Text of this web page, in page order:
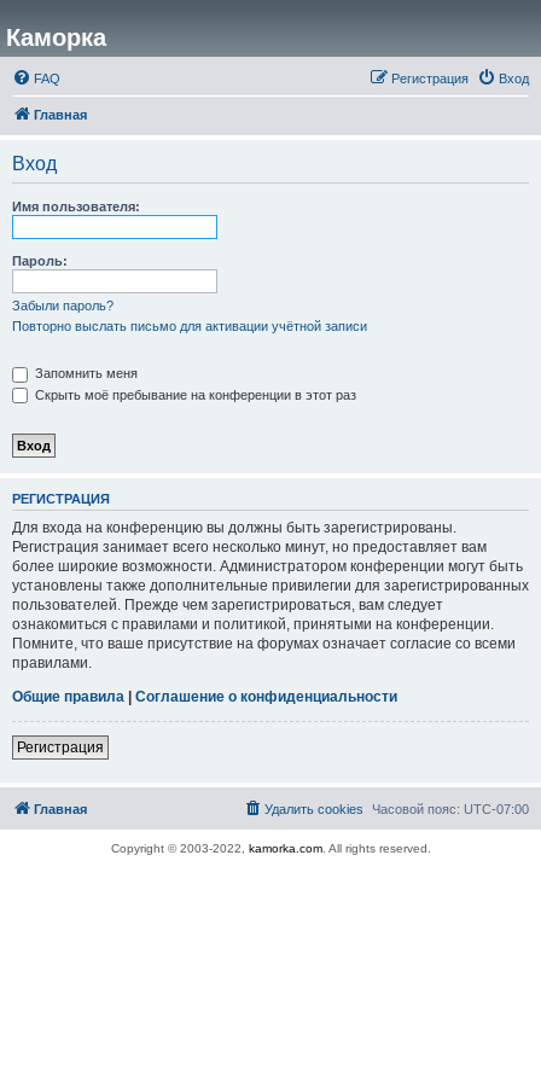
Каморка
FAQ Вход
Регистрация
Главная
Вход
Имя пользователя:
Пароль:
Забыли пароль?
Повторно выслать письмо для активации учётной записи
Запомнить меня
Скрыть моё пребывание на конференции в этот раз
РЕГИСТРАЦИЯ
Для входа на конференцию вы должны быть зарегистрированы.
Регистрация занимает всего несколько минут, но предоставляет вам
более широкие возможности. Администратором конференции могут быть
установлены также дополнительные привилегии для зарегистрированных
пользователей. Прежде чем зарегистрироваться, вам следует
ознакомиться с правилами и политикой, принятыми на конференции.
Помните, что ваше присутствие на форумах означает согласие со всеми
правилами.
Общие правила | Соглашение о конфиденциальности
Регистрация
Главная Часовой пояс: UTC-07:00
Удалить cookies
Copyright © 2003-2022, kamorka.com. All rights reserved.